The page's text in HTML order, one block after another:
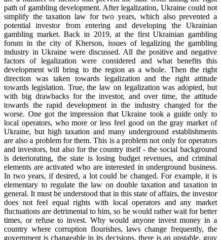
path of gambling development. After legalization, Ukraine could not
simplify the taxation law for two years, which also prevented a
potential investor from entering and developing the Ukrainian
gambling market. Back in 2019, at the first Ukrainian gambling
forum in the city of Kherson, issues of legalizing the gambling
industry in Ukraine were discussed. All the positive and negative
factors of legalization were considered and what benefits this
development will bring to the region as a whole. Then the right
direction was taken towards legalization and the right attitude
towards legislation. True, the law on legalization was adopted, but
with big drawbacks for the investor, and over time, the attitude
towards the rapid development in the industry changed for the
worse. One got the impression that Ukraine took a guide only to
local operators, who more or less feel good on the gray market of
Ukraine, but high taxation and many underground establishments
are also a problem for them. This is a problem not only for operators
and investors, but also for the country itself - the social background
is deteriorating, the state is losing budget revenues, and criminal
elements are activated who are interested in underground business.
In two years, if desired, a lot could be changed. For example, it is
elementary to regulate the law on double taxation and taxation in
general. It must be understood that in this state of affairs, the investor
does not feel equal rights with local operators and any market
fluctuations are detrimental to him, so he would rather wait for better
times, or refuse to invest. Why would anyone invest money in a
country where corruption flourishes, laws change frequently, the
government is changeable in its decisions, there is an unstable, gray